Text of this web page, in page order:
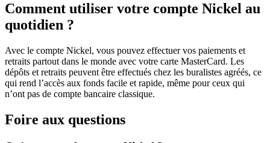
Comment utiliser votre compte Nickel au
quotidien ?
Avec le compte Nickel, vous pouvez effectuer vos paiements et
retraits partout dans le monde avec votre carte MasterCard. Les
dépôts et retraits peuvent être effectués chez les buralistes agréés, ce
qui rend l’accès aux fonds facile et rapide, même pour ceux qui
n’ont pas de compte bancaire classique.
Foire aux questions